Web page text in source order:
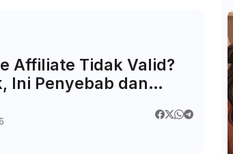
Affiliate Tidak Valid?
Ini Penyebab dan